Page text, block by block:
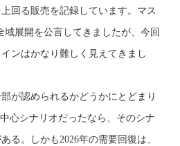
回る販売を記録しています。マス
域展開を公言してきましたが、今回
ンはかなり難しく見えてきまし
が認められるかどうかにとどまり
心シナリオだったなら、そのシナ
る。しかも2026年の需要回復は、